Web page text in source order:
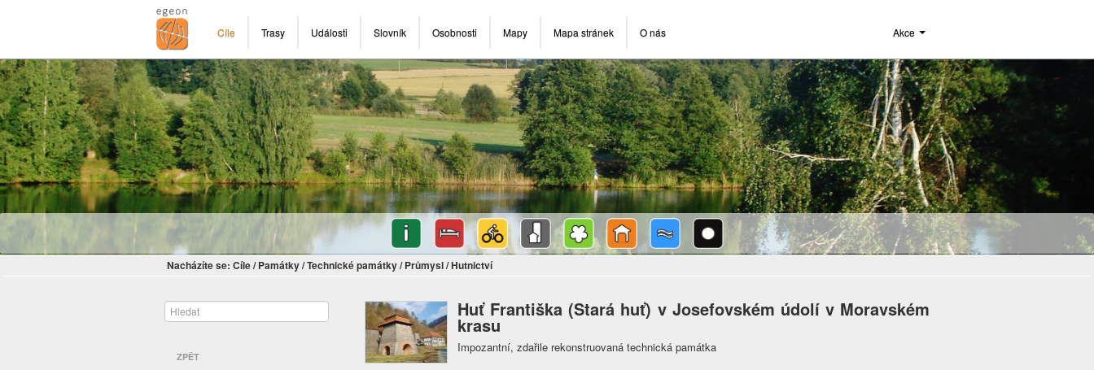
Cíle Trasy Události Slovník Osobnosti Mapy Mapa stránek O nás Akce
Nacházíte se: Cíle/ Památky/Technické památky/ Průmysl/Hutnictví
ZPĚT
Huť Františka (Stará huť) v Josefovském údolí v Moravském
krasu
Impozantní, zdařile rekonstruovaná technická památka